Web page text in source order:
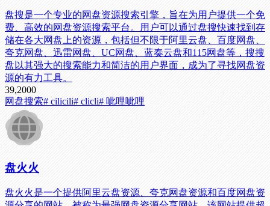
盘搜是一个专业的网盘资源搜索引擎，旨在为用户提供一个免
费、高效的网盘资源搜索平台。用户可以通过盘搜快速找到存
储在各大网盘上的资源，包括但不限于阿里云盘、百度网盘、
夸克网盘、迅雷网盘、UC网盘、蓝奏云盘和115网盘等，搜搜
盘以其强大的搜索能力和简洁的用户界面，成为了寻找网盘资
源的有力工具。
39,2000
网盘搜索# cilicili# clicli# 呲哩呲哩
盘火火
盘火火是一个提供阿里云盘资源、夸克网盘资源和百度网盘资